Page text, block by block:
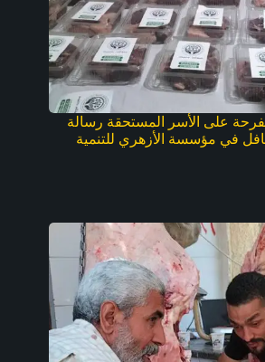
على الأسر المستحقة رسالة
في مؤسسة الأزهري للتنمية